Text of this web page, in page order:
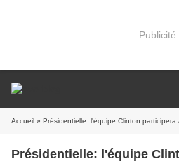
Publicité
Accueil » Présidentielle: l'équipe Clinton participera
Présidentielle: l'équipe